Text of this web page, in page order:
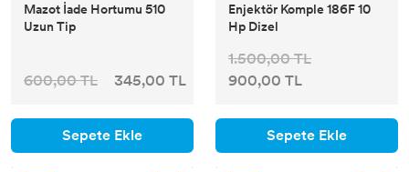
Mazot İade Hortumu 510
Uzun Tip
600,00 TL 345,00 TL
Sepete Ekle
Enjektör Komple 186F 10
Hp Dizel
1.500,00 TL
900,00 TL
Sepete Ekle